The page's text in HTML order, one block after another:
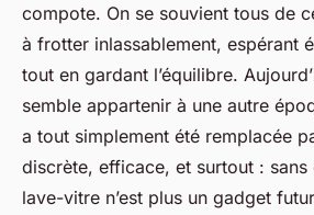
compote. On se souvient tous de
à frotter inlassablement, espérant
tout en gardant l’équilibre.
semble appartenir à une autre
a tout simplement été remplacée
discrète, efficace, et surtout :
lave-vitre n’est plus un gadget